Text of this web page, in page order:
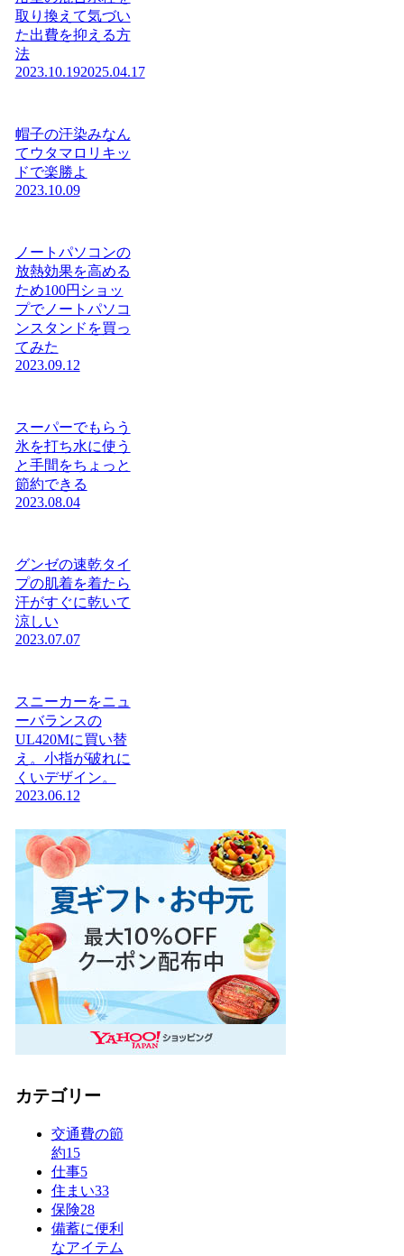
取り換えて気づい
た出費を抑える方
法
2023.10.192025.04.17
帽子の汗染みなん
てウタマロリキッ
ドで楽勝よ
2023.10.09
ノートパソコンの
放熱効果を高める
ため100円ショッ
プでノートパソコ
ンスタンドを買っ
てみた
2023.09.12
スーパーでもらう
氷を打ち水に使う
と手間をちょっと
節約できる
2023.08.04
グンゼの速乾タイ
プの肌着を着たら
汗がすぐに乾いて
涼しい
2023.07.07
スニーカーをニュ
ーバランスの
UL420Mに買い替
え。小指が破れに
くいデザイン。
2023.06.12
カテゴリー
交通費の節
約15
仕事5
住まい33
保険28
備蓄に便利
なアイテム